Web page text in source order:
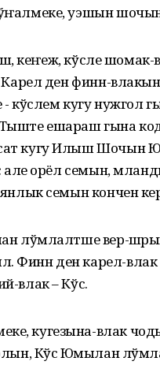
уэшын
кеҥеж, кўсле
Карел ден финн-
кўслем кугу нужгол
ешараш гына
кугу Илыш Шочын
але орёл семын,
семын кончен
лўмлалтше вер-
ден карел-влак
влак – Кўсӧ.
кугезына-влак
Кўсӧ Юмылан